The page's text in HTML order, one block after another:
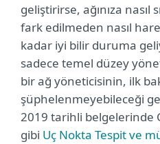
geliştirirse, ağınıza nasıl
fark edilmeden nasıl
kadar iyi bilir duruma
sadece temel düzey
bir ağ yöneticisinin, ilk
şüphelenmeyebileceği
2019 tarihli belgelerinde
gibi Uç Nokta Tespit ve